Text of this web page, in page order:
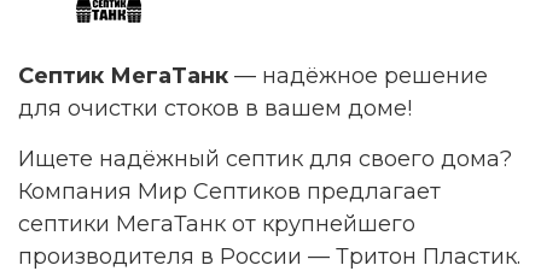
Септик МегаТанк — надёжное решение
для очистки стоков в вашем доме!
Ищете надёжный септик для своего дома?
Компания Мир Септиков предлагает
септики МегаТанк от крупнейшего
производителя в России — Тритон Пластик.